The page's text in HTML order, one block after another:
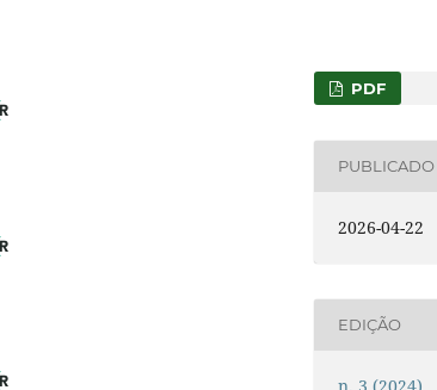
PDF
PUBLICADO
2026-04-22
EDIÇÃO